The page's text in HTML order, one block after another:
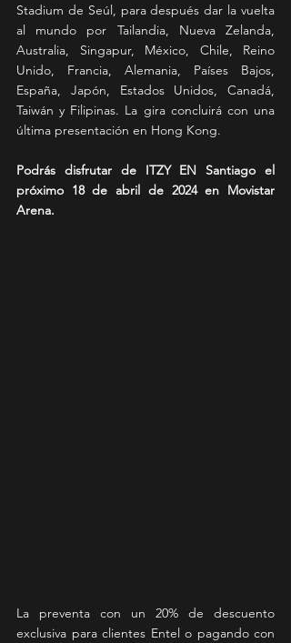
Stadium de Seúl, para después dar la vuelta
al mundo por Tailandia, Nueva Zelanda,
Australia, Singapur, México, Chile, Reino
Unido, Francia, Alemania, Países Bajos,
España, Japón, Estados Unidos, Canadá,
Taiwán y Filipinas. La gira concluirá con una
última presentación en Hong Kong.
Podrás disfrutar de ITZY EN Santiago el
próximo 18 de abril de 2024 en Movistar
Arena.
La preventa con un 20% de descuento
exclusiva para clientes Entel o pagando con